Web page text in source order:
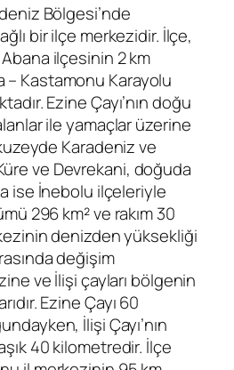
Bölgesi’nde
bir ilçe merkezidir. İlçe,
ilçesinin 2 km
Kastamonu Karayolu
Ezine Çayı’nın doğu
ile yamaçlar üzerine
Karadeniz ve
ve Devrekani, doğuda
ise İnebolu ilçeleriyle
296 km² ve rakım 30
denizden yüksekliği
değişim
ve İlişi çayları bölgenin
Ezine Çayı 60
İlişi Çayı’nın
40 kilometredir. İlçe